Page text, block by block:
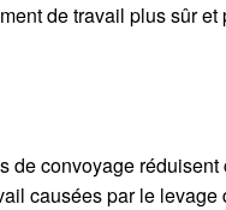
de travail plus sûr
de convoyage
causées par le